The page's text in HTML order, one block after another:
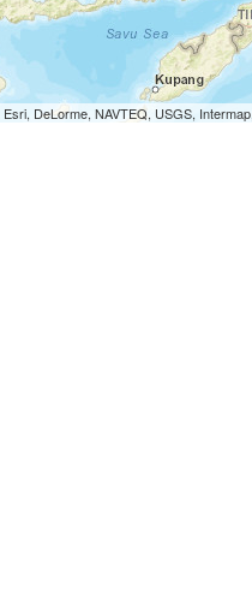
DeLorme, NAVTEQ, USGS,